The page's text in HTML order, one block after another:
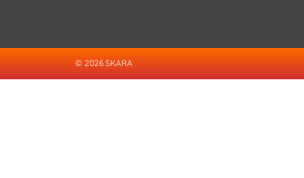
© 2026 SKARA